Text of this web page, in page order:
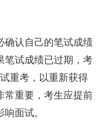
确认自己的笔试成绩
笔试成绩已过期，考
重考，以重新获得
常重要，考生应提前
面试。